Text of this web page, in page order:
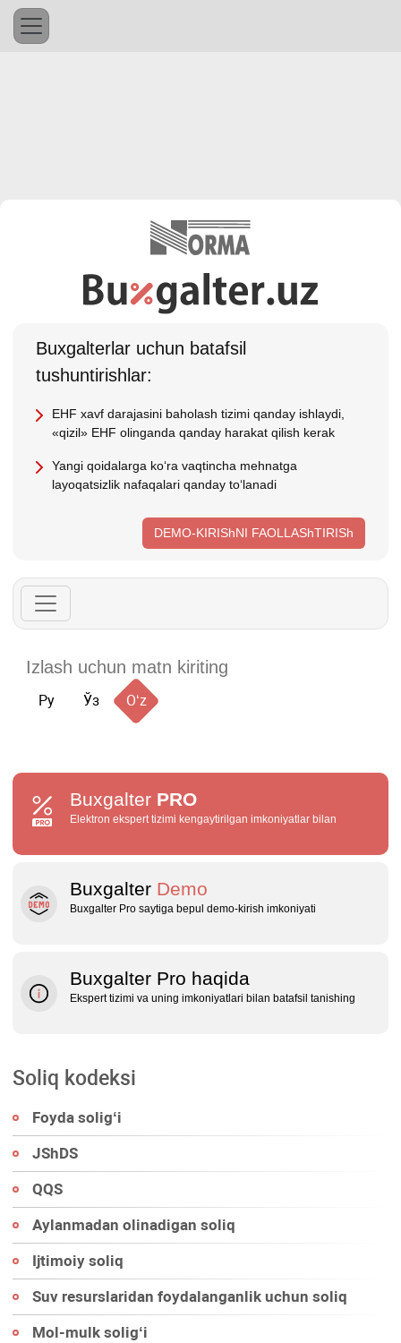
Buхgalterlar uchun batafsil
tushuntirishlar:
EHF хavf darajasini baholash tizimi qanday ishlaydi,
«qizil» EHF olinganda qanday harakat qilish kerak
Yangi qoidalarga koʻra vaqtincha mehnatga
layoqatsizlik nafaqalari qanday toʻlanadi
DEMO-KIRIShNI FAOLLAShTIRISh
Ру Ўз Oʻz
Buxgalter PRO
Elektron ekspert tizimi kengaytirilgan imkoniyatlar bilan
Buxgalter Demo
Buxgalter Pro saytiga bepul demo‑kirish imkoniyati
Buxgalter Pro haqida
Ekspert tizimi va uning imkoniyatlari bilan batafsil tanishing
Soliq kodeksi
Foyda soligʻi
JShDS
QQS
Aylanmadan olinadigan soliq
Ijtimoiy soliq
Suv resurslaridan foydalanganlik uchun soliq
Mol-mulk soligʻi